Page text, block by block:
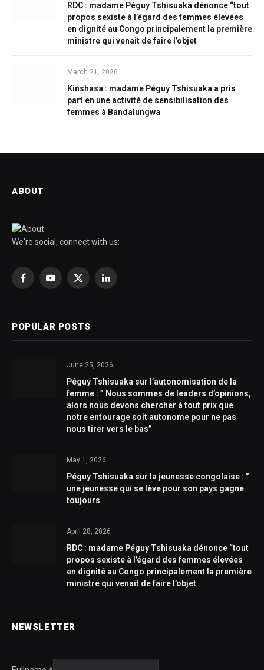
RDC : madame Péguy Tshisuaka dénonce “tout
propos sexiste à l’égard des femmes élevées
en dignité au Congo principalement la première
ministre qui venait de faire l’objet
March 21, 2026
Kinshasa : madame Péguy Tshisuaka a pris
part en une activité de sensibilisation des
femmes à Bandalungwa
ABOUT
We're social, connect with us:
FacebookYouTube
X
LinkedIn
POPULAR POSTS
June 25, 2026
Péguy Tshisuaka sur l’autonomisation de la
femme : ” Nous sommes de leaders d’opinions,
alors nous devons chercher à tout prix que
notre entourage soit autonome pour ne pas
nous tirer vers le bas”
May 1, 2026
Péguy Tshisuaka sur la jeunesse congolaise : ”
une jeunesse qui se lève pour son pays gagne
toujours
April 28, 2026
RDC : madame Péguy Tshisuaka dénonce “tout
propos sexiste à l’égard des femmes élevées
en dignité au Congo principalement la première
ministre qui venait de faire l’objet
NEWSLETTER